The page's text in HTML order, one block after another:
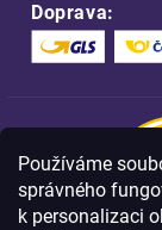
Používáme
správného
k personalizaci
Doprava: